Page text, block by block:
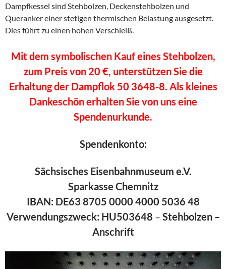
Dampfkessel sind Stehbolzen, Deckenstehbolzen und
Queranker einer stetigen thermischen Belastung ausgesetzt.
Dies führt zu einen hohen Verschleiß.
Mit dem symbolischen Kauf eines Stehbolzen,
zum Preis von 20 €, unterstützen Sie die
Erhaltung der Dampflok 50 3648-8. Als kleines
Dankeschön erhalten Sie von uns eine
Spendenurkunde.
Spendenkonto:
Sächsisches Eisenbahnmuseum e.V.
Sparkasse Chemnitz
IBAN: DE63 8705 0000 4000 5036 48
Verwendungszweck: HU503648 – Stehbolzen –
Anschrift